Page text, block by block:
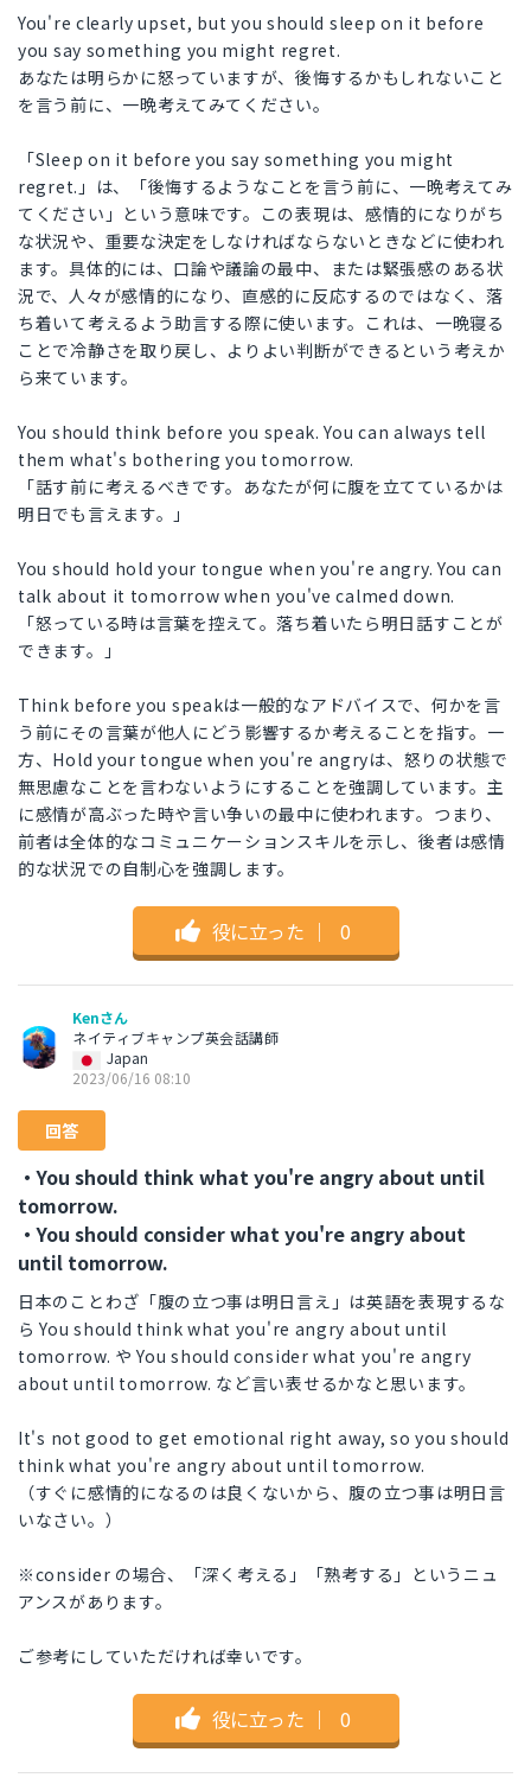
You're clearly upset, but you should sleep on it before
you say something you might regret.
あなたは明らかに怒っていますが、後悔するかもしれないこと
を言う前に、一晩考えてみてください。
「Sleep on it before you say something you might
regret.」は、「後悔するようなことを言う前に、一晩考えてみ
てください」という意味です。この表現は、感情的になりがち
な状況や、重要な決定をしなければならないときなどに使われ
ます。具体的には、口論や議論の最中、または緊張感のある状
況で、人々が感情的になり、直感的に反応するのではなく、落
ち着いて考えるよう助言する際に使います。これは、一晩寝る
ことで冷静さを取り戻し、よりよい判断ができるという考えか
ら来ています。
You should think before you speak. You can always tell
them what's bothering you tomorrow.
「話す前に考えるべきです。あなたが何に腹を立てているかは
明日でも言えます。」
You should hold your tongue when you're angry. You can
talk about it tomorrow when you've calmed down.
「怒っている時は言葉を控えて。落ち着いたら明日話すことが
できます。」
Think before you speakは一般的なアドバイスで、何かを言
う前にその言葉が他人にどう影響するか考えることを指す。一
方、Hold your tongue when you're angryは、怒りの状態で
無思慮なことを言わないようにすることを強調しています。主
に感情が高ぶった時や言い争いの最中に使われます。つまり、
前者は全体的なコミュニケーションスキルを示し、後者は感情
的な状況での自制心を強調します。
役に立った ｜ 0
Kenさん
ネイティブキャンプ英会話講師
Japan
2023/06/16 08:10
回答
・You should think what you're angry about until
tomorrow.
・You should consider what you're angry about
until tomorrow.
日本のことわざ「腹の立つ事は明日言え」は英語を表現するな
ら You should think what you're angry about until
tomorrow. や You should consider what you're angry
about until tomorrow. など言い表せるかなと思います。
It's not good to get emotional right away, so you should
think what you're angry about until tomorrow.
（すぐに感情的になるのは良くないから、腹の立つ事は明日言
いなさい。）
※consider の場合、「深く考える」「熟考する」というニュ
アンスがあります。
ご参考にしていただければ幸いです。
役に立った ｜ 0